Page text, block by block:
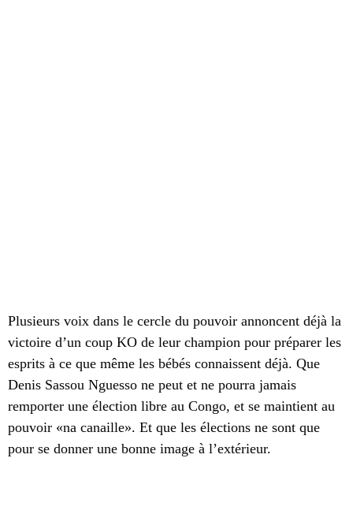
Plusieurs voix dans le cercle du pouvoir annoncent déjà la
victoire d’un coup KO de leur champion pour préparer les
esprits à ce que même les bébés connaissent déjà. Que
Denis Sassou Nguesso ne peut et ne pourra jamais
remporter une élection libre au Congo, et se maintient au
pouvoir «na canaille». Et que les élections ne sont que
pour se donner une bonne image à l’extérieur.